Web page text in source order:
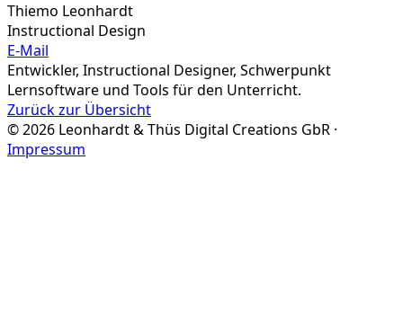
Thiemo Leonhardt
Instructional Design
E-Mail
Entwickler, Instructional Designer, Schwerpunkt
Lernsoftware und Tools für den Unterricht.
Zurück zur Übersicht
©2026 Leonhardt & Thüs Digital Creations GbR ·
Impressum